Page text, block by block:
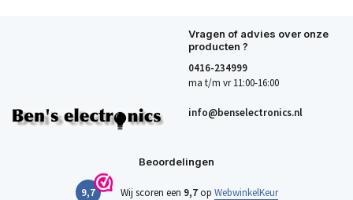
Vragen of advies over onze
producten ?
0416-234999
ma t/m vr 11:00-16:00
info@benselectronics.nl
Beoordelingen
9,7 Wij scoren een 9,7op WebwinkelKeur